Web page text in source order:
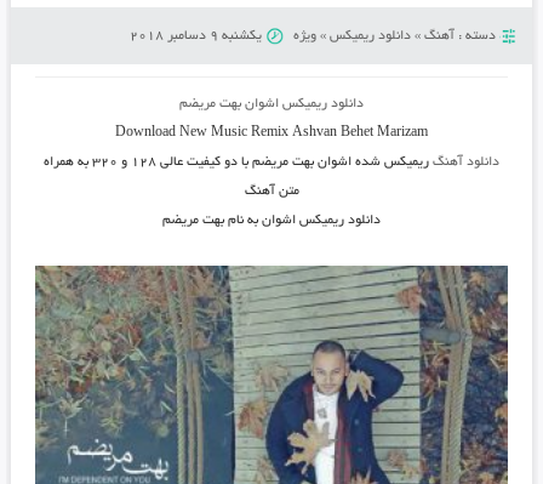
دسته : آهنگ» دانلود ریمیکس» ویژه یکشنبه 9 دسامبر 2018
دانلود ریمیکس اشوان بهت مریضم
Download New Music Remix Ashvan Behet Marizam
دانلود آهنگریمیکس شده اشوان بهت مریضم
با دو کیفیت عالی ۱۲۸ و ۳۲۰ به همراه
متن آهنگ
دانلود ریمیکس اشوان به نام بهت مریضم